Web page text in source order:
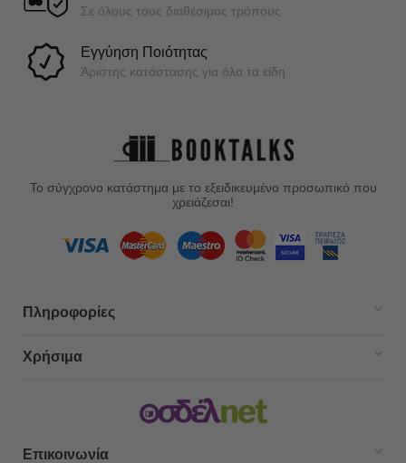
Σε όλους τους διαθέσιμος τρόπους
Εγγύηση Ποιότητας
Άριστης κατάστασης για όλα τα είδη
Το σύγχρονο κατάστημα με το εξειδικευμένο προσωπικό που
χρειάζεσαι!
Πληροφορίες
Χρήσιμα
Επικοινωνία